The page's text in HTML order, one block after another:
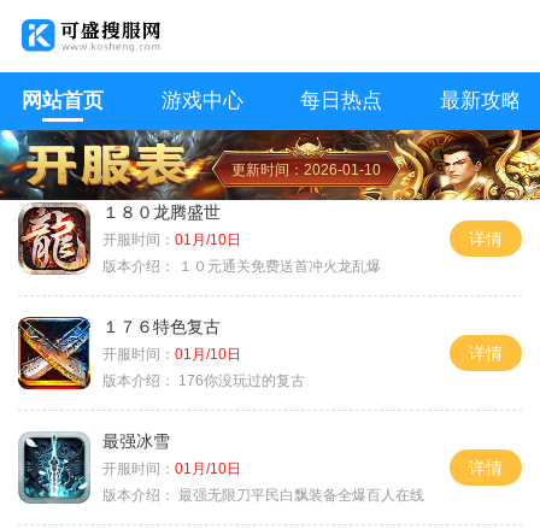
网站首页 游戏中心 每日热点 最新攻略
更新时间：2026-01-10
１８０龙腾盛世
开服时间： 01月/10日
版本介绍：
１０元通关免费送首冲火龙乱爆
详情
１７６特色复古
开服时间： 01月/10日
版本介绍：
176你没玩过的复古
详情
最强冰雪
开服时间： 01月/10日
版本介绍： 最强无限刀平民白飘装备全爆百人在线
详情